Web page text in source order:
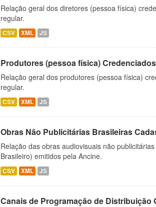
Relação geral dos diretores (pessoa física)
regular.
CSV XML JS
Produtores (pessoa física)
Relação geral dos produtores (pessoa física)
regular.
CSV XML JS
Obras Não Publicitárias Brasileiras
Relação das obras audiovisuais não
Brasileiro) emitidos pela Ancine.
CSV XML JS
Canais de Programação de